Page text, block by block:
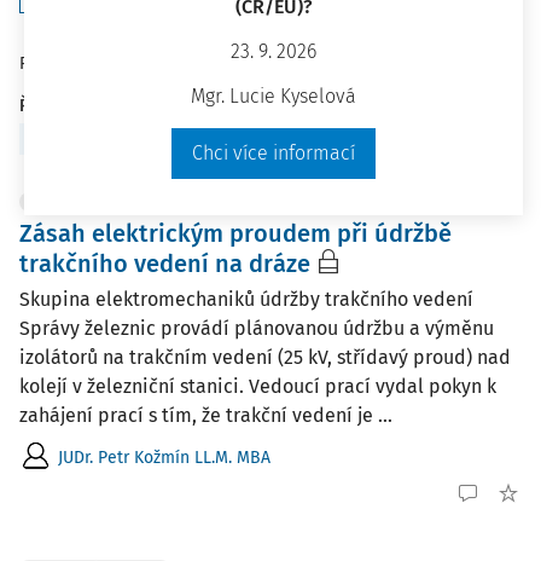
(ČR/EU)?
23. 9. 2026
Mgr. Lucie Kyselová
Chci více informací
Počet vyhledaných dokumentů:287
Řadit podle
Zásah elektrickým proudem při údržbě
trakčního vedení na dráze
Skupina elektromechaniků údržby trakčního vedení
Správy železnic provádí plánovanou údržbu a výměnu
izolátorů na trakčním vedení (25 kV, střídavý proud) nad
kolejí v železniční stanici. Vedoucí prací vydal pokyn k
zahájení prací s tím, že trakční vedení je ...
JUDr. Petr Kožmín LL.M. MBA